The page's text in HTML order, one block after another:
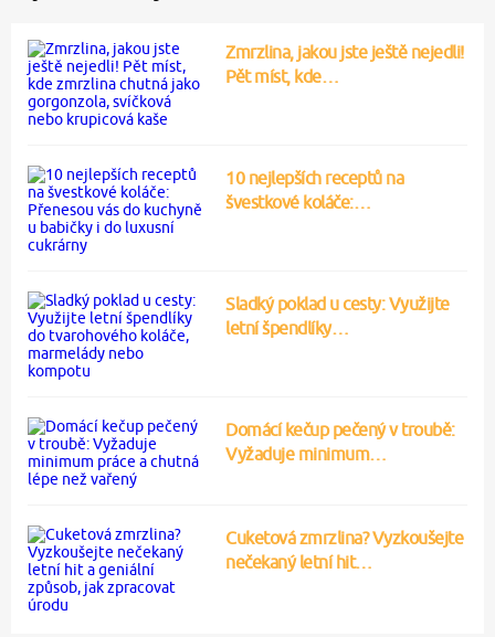
Zmrzlina, jakou jste ještě nejedli!
Pět míst, kde…
10 nejlepších receptů na
švestkové koláče:…
Sladký poklad u cesty: Využijte
letní špendlíky…
Domácí kečup pečený v troubě:
Vyžaduje minimum…
Cuketová zmrzlina? Vyzkoušejte
nečekaný letní hit…